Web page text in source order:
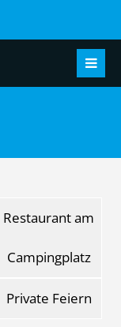
Restaurant am
Campingplatz
Private Feiern